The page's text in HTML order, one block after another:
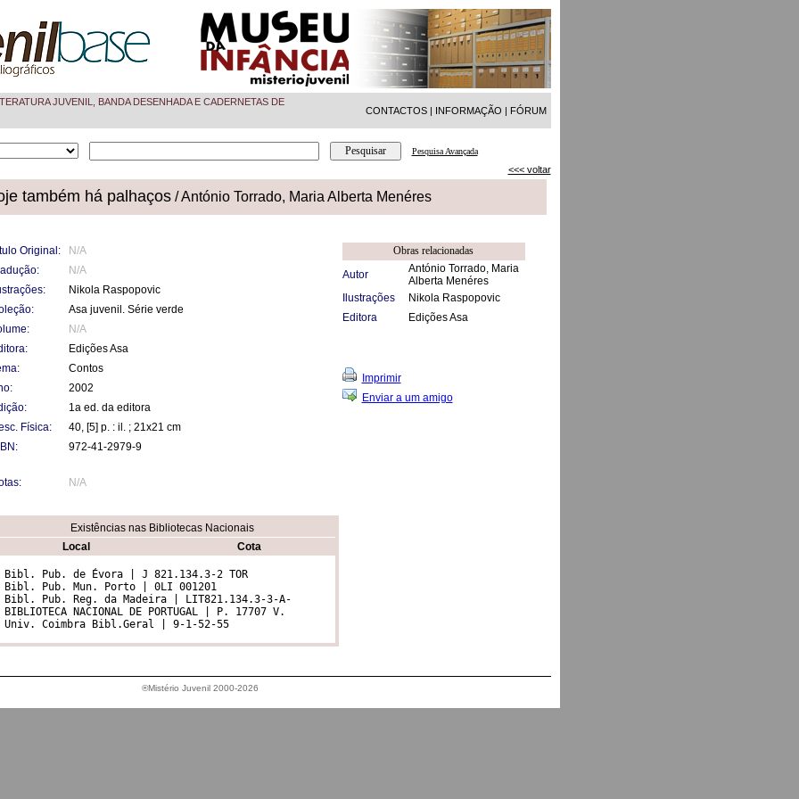
JUVENIL, BANDA DESENHADA E CADERNETAS DE
CONTACTOS | INFORMAÇÃO | FÓRUM
Pesquisa Avançada
<<< voltar
também há palhaços/ António Torrado, Maria Alberta Menéres
Original:
N/A
N/A
Nikola Raspopovic
Asa juvenil. Série verde
N/A
Edições Asa
Contos
2002
1a ed. da editora
Física:
40, [5] p. : il. ; 21x21 cm
972-41-2979-9
N/A
Existências nas Bibliotecas Nacionais
Local
Cota
Bibl. Pub. de Évora | J 821.134.3-2 TOR
Bibl. Pub. Mun. Porto | 0LI 001201
Bibl. Pub. Reg. da Madeira | LIT821.134.3-3-A-
BIBLIOTECA NACIONAL DE PORTUGAL | P. 17707 V.
Univ. Coimbra Bibl.Geral | 9-1-52-55
Obras relacionadas
Autor
António Torrado, Maria
Alberta Menéres
Ilustrações
Nikola Raspopovic
Editora
Edições Asa
Imprimir
Enviar a um amigo
®Mistério Juvenil 2000-2026